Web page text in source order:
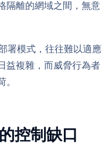
隔離的網域之間，無意
署模式，往往難以適應
益複雜，而威脅行為者
控制缺口